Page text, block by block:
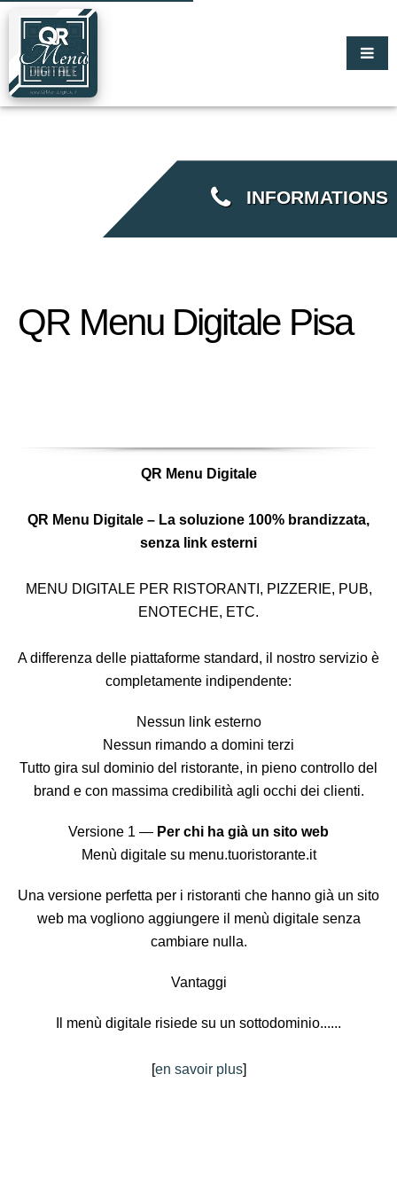
INFORMATIONS
QR Menu Digitale Pisa
QR Menu Digitale
QR Menu Digitale – La soluzione 100% brandizzata,
senza link esterni
MENU DIGITALE PER RISTORANTI, PIZZERIE, PUB,
ENOTECHE, ETC.
A differenza delle piattaforme standard, il nostro servizio è
completamente indipendente:
Nessun link esterno
Nessun rimando a domini terzi
Tutto gira sul dominio del ristorante, in pieno controllo del
brand e con massima credibilità agli occhi dei clienti.
Versione 1 — Per chi ha già un sito web
Menù digitale su menu.tuoristorante.it
Una versione perfetta per i ristoranti che hanno già un sito
web ma vogliono aggiungere il menù digitale senza
cambiare nulla.
Vantaggi
Il menù digitale risiede su un sottodominio......
[en savoir plus]